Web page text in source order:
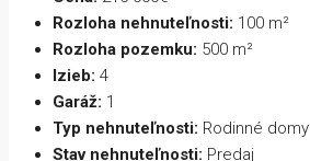
Rozloha nehnuteľnosti: 100 m²
Rozloha pozemku: 500 m²
Izieb: 4
Garáž: 1
Typ nehnuteľnosti: Rodinné domy
Stav nehnuteľnosti: Predaj